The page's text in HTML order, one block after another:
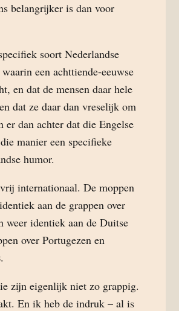
belangrijker is dan voor
soort Nederlandse
een achttiende-eeuwse
en dat de mensen daar hele
dat ze daar dan vreselijk om
er dan achter dat die Engelse
manier een specifieke
humor.
internationaal. De moppen
aan de grappen over
weer identiek aan de Duitse
over Portugezen en
.
zijn eigenlijk niet zo grappig.
En ik heb de indruk – al is